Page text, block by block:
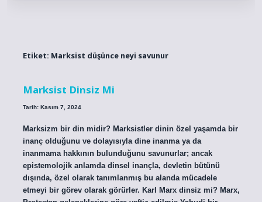
Etiket: Marksist düşünce neyi savunur
Marksist Dinsiz Mi
Tarih: Kasım 7, 2024
Marksizm bir din midir? Marksistler dinin özel yaşamda bir
inanç olduğunu ve dolayısıyla dine inanma ya da
inanmama hakkının bulunduğunu savunurlar; ancak
epistemolojik anlamda dinsel inançla, devletin bütünü
dışında, özel olarak tanımlanmış bu alanda mücadele
etmeyi bir görev olarak görürler. Karl Marx dinsiz mi? Marx,